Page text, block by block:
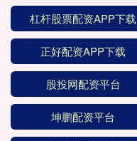
杠杆股票配资APP下载
正好配资APP下载
股投网配资平台
坤鹏配资平台